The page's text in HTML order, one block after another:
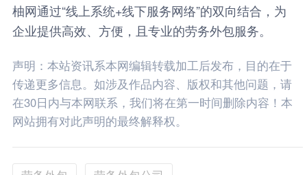
柚网通过“线上系统+线下服务网络”的双向结合，为
企业提供高效、方便，且专业的劳务外包服务。
声明：本站资讯系本网编辑转载加工后发布，目的在于
传递更多信息。如涉及作品内容、版权和其他问题，请
在30日内与本网联系，我们将在第一时间删除内容！本
网站拥有对此声明的最终解释权。